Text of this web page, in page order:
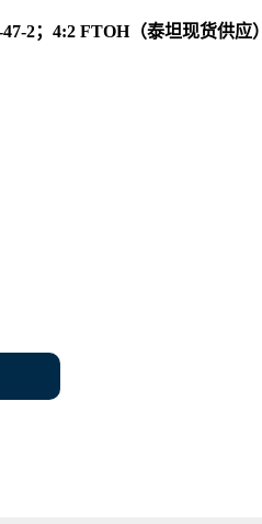
2；4:2 FTOH（泰坦现货供应）